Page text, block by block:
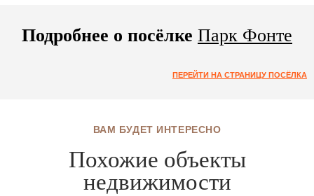
Подробнее о посёлке Парк Фонте
ПЕРЕЙТИ НА СТРАНИЦУ ПОСЁЛКА
ВАМ БУДЕТ ИНТЕРЕСНО
Похожие объекты
недвижимости